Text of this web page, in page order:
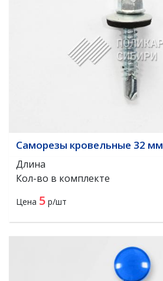
Саморезы кровельные 32 мм
Длина
Кол-во в комплекте
Цена 5 р/шт